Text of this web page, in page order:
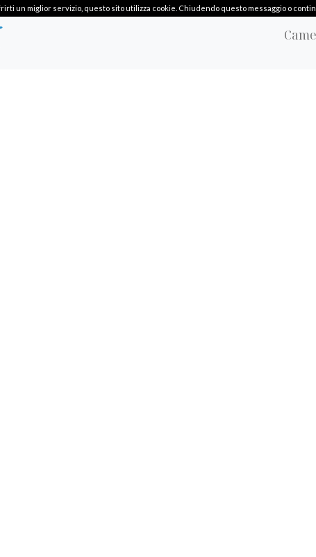
un miglior servizio, questo sito utilizza cookie. Chiudendo questo messaggio o